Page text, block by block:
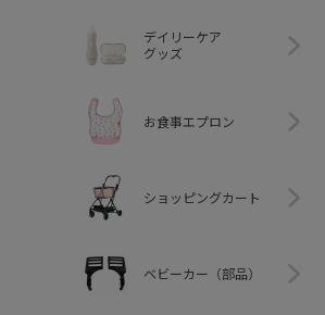
デイリーケア
グッズ
お食事エプロン
ショッピングカート
ベビーカー（部品）